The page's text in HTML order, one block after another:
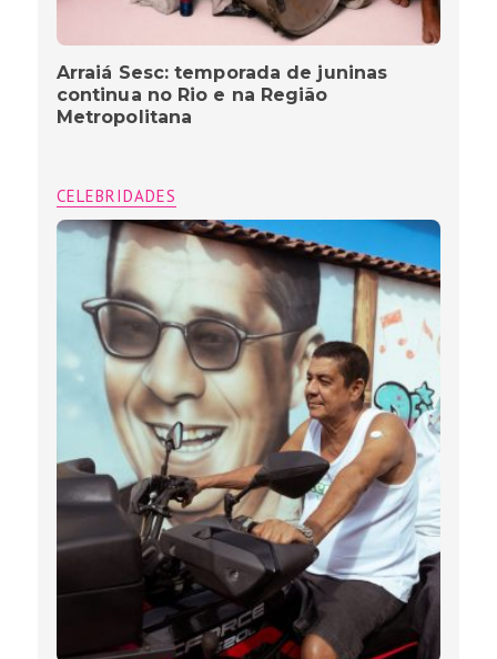
Arraiá Sesc: temporada de juninas
continua no Rio e na Região
Metropolitana
CELEBRIDADES